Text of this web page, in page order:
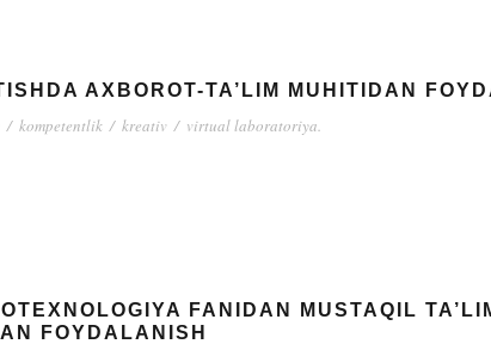
AXBOROT-TA’LIM MUHITIDAN
/ kompetentlik / kreativ / virtual laboratoriya.
FANIDAN MUSTAQIL
FOYDALANISH